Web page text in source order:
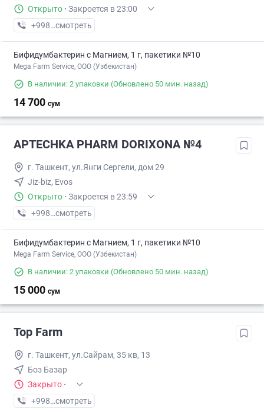
Открыто · Закроется в 23:00
+998 (95) XXX-XX-XX
смотреть
Бифидумбактерин с Магнием, 1 г, пакетики №10
Mega Farm Service, ООО (Узбекистан)
В наличии: 2 упаковки (Обновлено 50 мин. назад)
14 700 сум
APTECHKA PHARM DORIXONA №4
г. Ташкент, ул.Янги Сергели, дом 29
Jiz-biz, Evos
Открыто · Закроется в 23:59
+998 (77) XXX-XX-XX
смотреть
Бифидумбактерин с Магнием, 1 г, пакетики №10
Mega Farm Service, ООО (Узбекистан)
В наличии: 2 упаковки (Обновлено 50 мин. назад)
15 000 сум
Top Farm
г. Ташкент, ул.Сайрам, 35 кв, 13
Боз Базар
Закрыто ·
+998 (77) XXX-XX-XX
смотреть